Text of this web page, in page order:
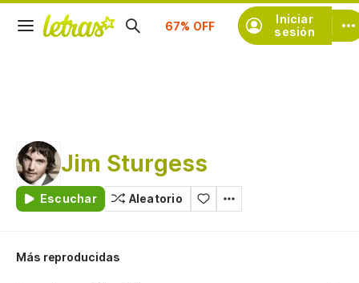
Iniciar
sesión
Jim Sturgess
Escuchar Aleatorio
Más reproducidas